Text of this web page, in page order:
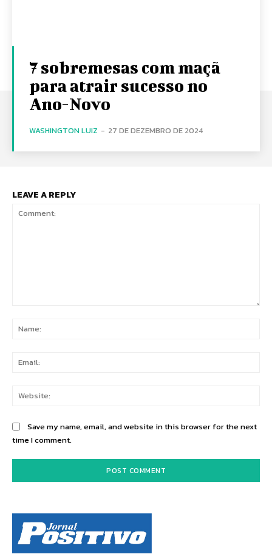
7 sobremesas com maçã
para atrair sucesso no
Ano-Novo
WASHINGTON LUIZ - 27 DE DEZEMBRO DE 2024
LEAVE A REPLY
Save my name, email, and website in this browser for the next
time I comment.